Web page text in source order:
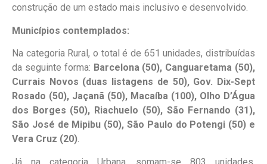
construção de um estado mais inclusivo e desenvolvido.
Municípios contemplados:
Na categoria Rural, o total é de 651 unidades, distribuídas
da seguinte forma: Barcelona (50), Canguaretama (50),
Currais Novos (duas listagens de 50), Gov. Dix-Sept
Rosado (50), Jaçanã (50), Macaíba (100), Olho D’Água
dos Borges (50), Riachuelo (50), São Fernando (31),
São José de Mipibu (50), São Paulo do Potengi (50) e
Vera Cruz (20).
Já na categoria Urbana, somam-se 803 unidades,